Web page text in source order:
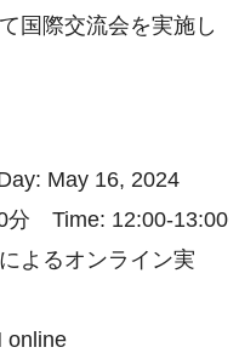
国際交流会を実施し
May 16, 2024
Time: 12:00-13:00
よるオンライン実
online